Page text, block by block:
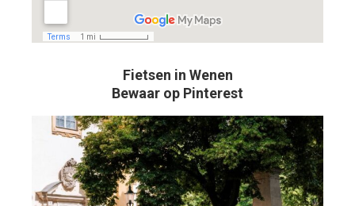
Fietsen in Wenen
Bewaar op Pinterest